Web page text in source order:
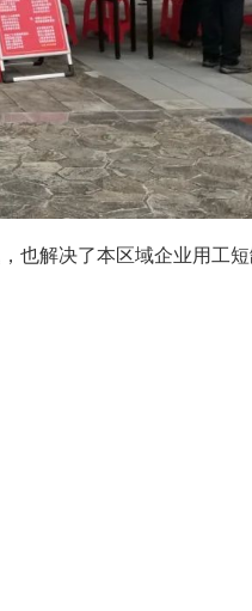
也解决了本区域企业用工